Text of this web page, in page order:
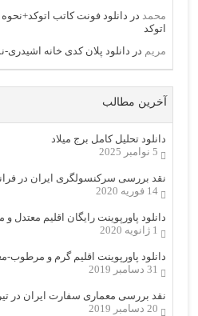
محمد در دانلود فونت کاتب
اتوکد
مریم در دانلود پلان کدی خانه
آخرین مطالب
دانلود تحلیل کامل برج میلاد
5 نوامبر 2025
نقد بررسی سرکنسولگری ایران در
14 فوریه 2020
دانلود پاورپوینت رایگان اقلیم
1 ژانویه 2020
دانلود پاورپوینت اقلیم گرم و
31 دسامبر 2019
نقد بررسی معماری سفارت ایران در
20 دسامبر 2019